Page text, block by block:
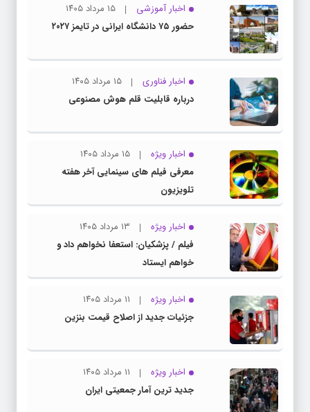
اخبار آموزشی
۱۵ مرداد ۱۴۰۵
حضور ۷۵ دانشگاه ایرانی در تایمز ۲۰۲۷
اخبار فناوری
۱۵ مرداد ۱۴۰۵
درباره قابلیت قلم هوش مصنوعی
اخبار ویژه
۱۵ مرداد ۱۴۰۵
معرفی فیلم های سینمایی آخر هفته
تلویزیون
اخبار ویژه
۱۳ مرداد ۱۴۰۵
فیلم / پزشکیان: استعفا نخواهم داد و
خواهم ایستاد
اخبار ویژه
۱۱ مرداد ۱۴۰۵
جزئیات جدید از اصلاح قیمت بنزین
اخبار ویژه
۱۱ مرداد ۱۴۰۵
جدید ترین آمار جمعیتی ایران